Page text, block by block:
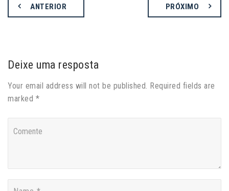
ANTERIOR PRÓXIMO
Deixe uma resposta
Your email address will not be published. Required fields are
marked *